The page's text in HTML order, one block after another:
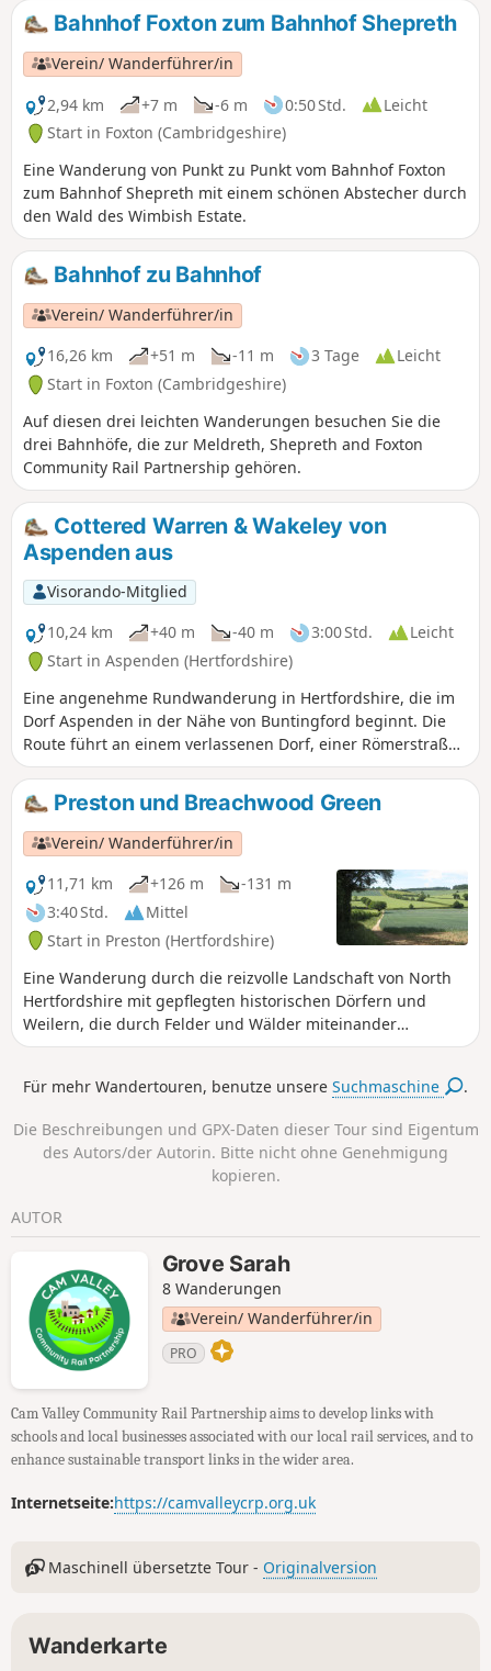
Bahnhof Foxton zum Bahnhof Shepreth
Verein/ Wanderführer/in
2,94 km
+7 m -6 m 0:50 Std.
Leicht
Start in Foxton (Cambridgeshire)
Eine Wanderung von Punkt zu Punkt vom Bahnhof Foxton
zum Bahnhof Shepreth mit einem schönen Abstecher durch
den Wald des Wimbish Estate.
Bahnhof zu Bahnhof
Verein/ Wanderführer/in
16,26 km
+51 m -11 m 3 Tage
Leicht
Start in Foxton (Cambridgeshire)
Auf diesen drei leichten Wanderungen besuchen Sie die
drei Bahnhöfe, die zur Meldreth, Shepreth and Foxton
Community Rail Partnership gehören.
Cottered Warren & Wakeley von
Aspenden aus
Visorando-Mitglied
10,24 km
+40 m -40 m 3:00 Std.
Leicht
Start in Aspenden (Hertfordshire)
Eine angenehme Rundwanderung in Hertfordshire, die im
Dorf Aspenden in der Nähe von Buntingford beginnt. Die
Route führt an einem verlassenen Dorf, einer Römerstraße
und einem Wasserhaus vorbei. In Aspenden gibt es einen
Pub für diejenigen, die sich am Ende der Wanderung
stärken möchten.
Preston und Breachwood Green
Verein/ Wanderführer/in
11,71 km
+126 m
-131 m
3:40 Std.
Mittel
Start in Preston (Hertfordshire)
Eine Wanderung durch die reizvolle Landschaft von North
Hertfordshire mit gepflegten historischen Dörfern und
Weilern, die durch Felder und Wälder miteinander
verbunden sind. Es gibt interessante Gebäude, darunter
Für mehr Wandertouren, benutze unsereSuchmaschine .
Die Beschreibungen und GPX-Daten dieser Tour sind Eigentum
des Autors/der Autorin. Bitte nicht ohne Genehmigung
kopieren.
AUTOR
Grove Sarah
8 Wanderungen
Verein/ Wanderführer/in
PRO
Cam Valley Community Rail Partnership aims to develop links with
schools and local businesses associated with our local rail services, and to
enhance sustainable transport links in the wider area.
Internetseite:https://camvalleycrp.org.uk
Maschinell übersetzte Tour - Originalversion
Wanderkarte